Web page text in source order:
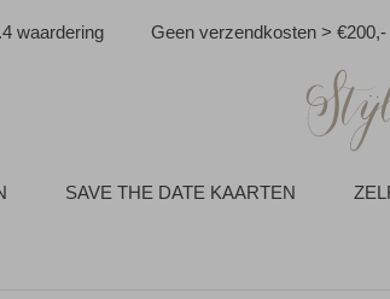
waardering Geen verzendkosten > €200,-
SAVE THE DATE KAARTEN